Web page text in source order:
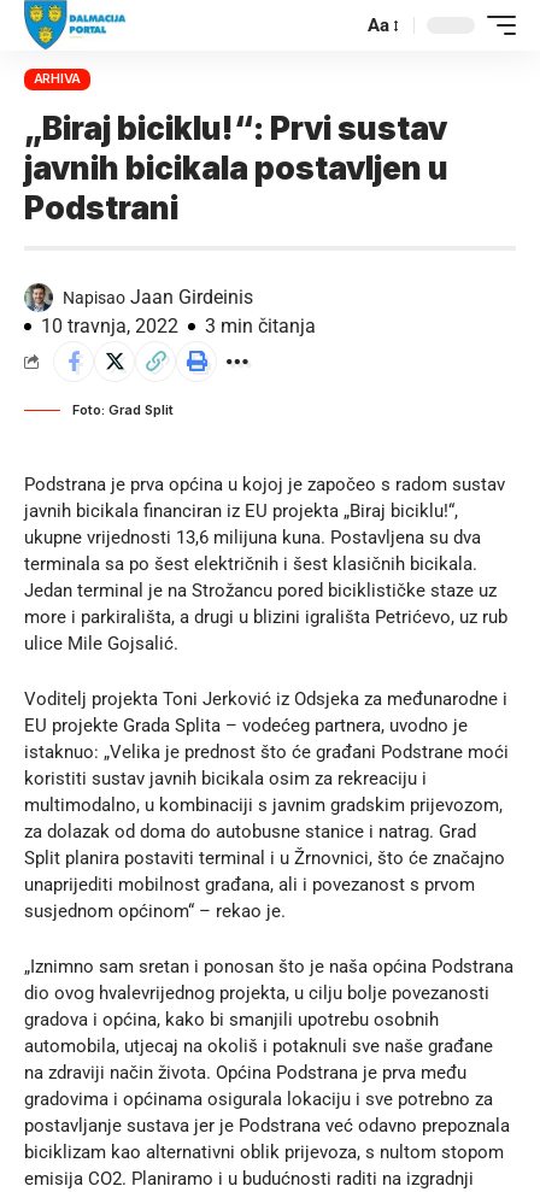
Aa
ARHIVA
„Biraj biciklu!“: Prvi sustav
javnih bicikala postavljen u
Podstrani
Napisao Jaan Girdeinis
10 travnja, 2022
3 min čitanja
Foto: Grad Split
Podstrana je prva općina u kojoj je započeo s radom sustav
javnih bicikala financiran iz EU projekta „Biraj biciklu!“,
ukupne vrijednosti 13,6 milijuna kuna. Postavljena su dva
terminala sa po šest električnih i šest klasičnih bicikala.
Jedan terminal je na Strožancu pored biciklističke staze uz
more i parkirališta, a drugi u blizini igrališta Petrićevo, uz rub
ulice Mile Gojsalić.
Voditelj projekta Toni Jerković iz Odsjeka za međunarodne i
EU projekte Grada Splita – vodećeg partnera, uvodno je
istaknuo: „Velika je prednost što će građani Podstrane moći
koristiti sustav javnih bicikala osim za rekreaciju i
multimodalno, u kombinaciji s javnim gradskim prijevozom,
za dolazak od doma do autobusne stanice i natrag. Grad
Split planira postaviti terminal i u Žrnovnici, što će značajno
unaprijediti mobilnost građana, ali i povezanost s prvom
susjednom općinom“ – rekao je.
„Iznimno sam sretan i ponosan što je naša općina Podstrana
dio ovog hvalevrijednog projekta, u cilju bolje povezanosti
gradova i općina, kako bi smanjili upotrebu osobnih
automobila, utjecaj na okoliš i potaknuli sve naše građane
na zdraviji način života. Općina Podstrana je prva među
gradovima i općinama osigurala lokaciju i sve potrebno za
postavljanje sustava jer je Podstrana već odavno prepoznala
biciklizam kao alternativni oblik prijevoza, s nultom stopom
emisija CO2. Planiramo i u budućnosti raditi na izgradnji